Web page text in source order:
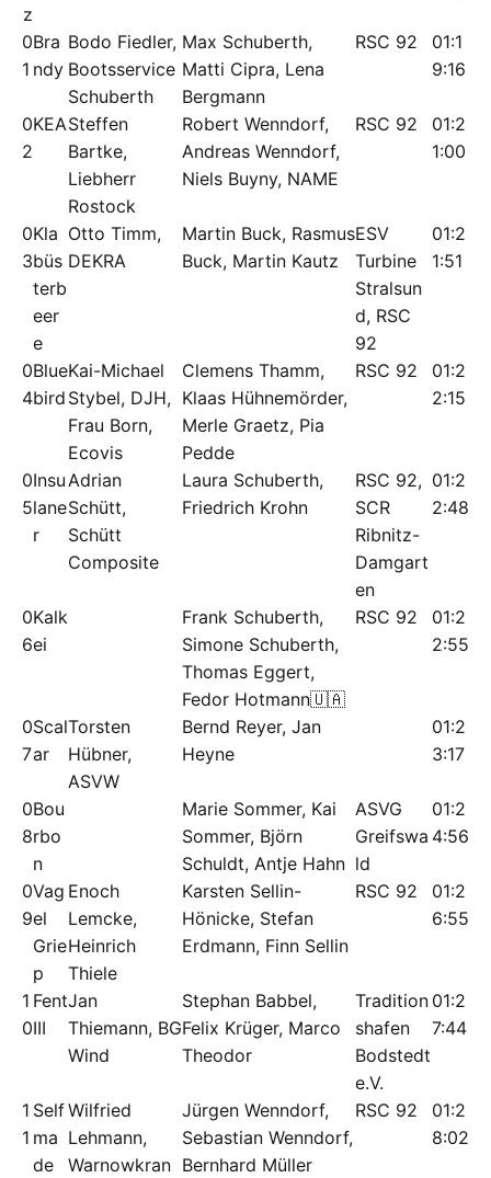
z
0
1
Bra
ndy
Bodo Fiedler,
Bootsservice
Schuberth
Max Schuberth,
Matti Cipra, Lena
Bergmann
RSC 92
01:1
9:16
0
2
KEASteffen
Bartke,
Liebherr
Rostock
Robert Wenndorf,
Andreas Wenndorf,
Niels Buyny, NAME
RSC 92
01:2
1:00
0
3
Kla
büs
terb
eer
e
Otto Timm,
DEKRA
Martin Buck, Rasmus
Buck, Martin Kautz
ESV
Turbine
Stralsun
d, RSC
92
01:2
1:51
0
4
Blue
bird
Kai-Michael
Stybel, DJH,
Frau Born,
Ecovis
Clemens Thamm,
Klaas Hühnemörder,
Merle Graetz, Pia
Pedde
RSC 92
01:2
2:15
0
5
Insu
lane
r
Adrian
Schütt,
Schütt
Composite
Laura Schuberth,
Friedrich Krohn
RSC 92,
SCR
Ribnitz-
Damgart
en
01:2
2:48
0
6
Kalk
ei
Frank Schuberth,
Simone Schuberth,
Thomas Eggert,
Fedor Hotmann🇺🇦
RSC 92
01:2
2:55
0
7
Scal
ar
Torsten
Hübner,
ASVW
Bernd Reyer, Jan
Heyne
01:2
3:17
0
8
Bou
rbo
n
Marie Sommer, Kai
Sommer, Björn
Schuldt, Antje Hahn
ASVG
Greifswa
ld
01:2
4:56
0
9
Vag
el
Grie
p
Enoch
Lemcke,
Heinrich
Thiele
Karsten Sellin-
Hönicke, Stefan
Erdmann, Finn Sellin
RSC 92
01:2
6:55
1
0
Fent
III
Jan
Thiemann, BG
Wind
Stephan Babbel,
Felix Krüger, Marco
Theodor
Tradition
shafen
Bodstedt
e.V.
01:2
7:44
1
1
Self
ma
de
Wilfried
Lehmann,
Warnowkran
Jürgen Wenndorf,
Sebastian Wenndorf,
Bernhard Müller
RSC 92
01:2
8:02